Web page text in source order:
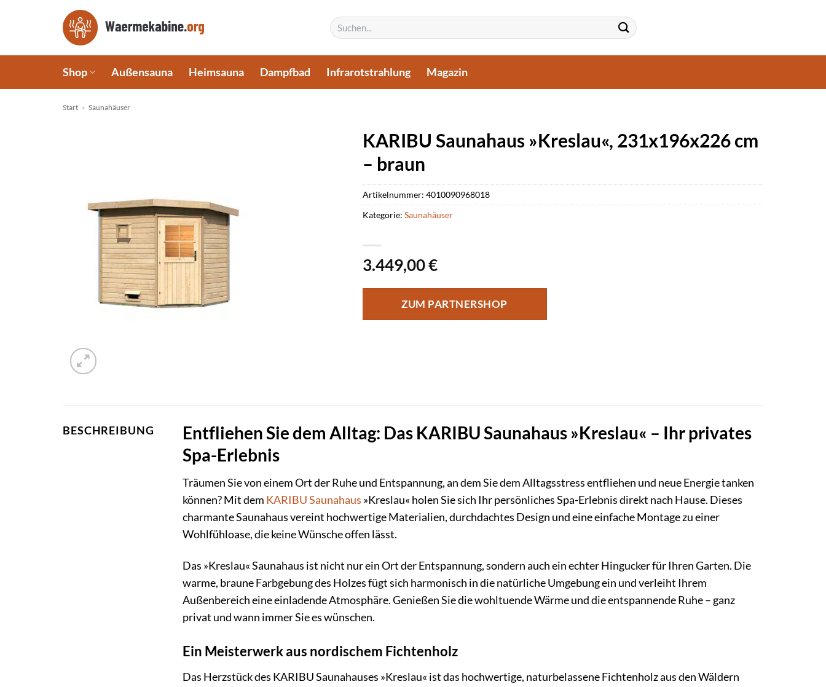
Suchen
nach:
Shop Außensauna Heimsauna Dampfbad Infrarotstrahlung Magazin
Start » Saunahäuser
KARIBU Saunahaus »Kreslau«, 231x196x226 cm
– braun
3.449,00€
ZUM PARTNERSHOP
Artikelnummer: 4010090968018
Kategorie: Saunahäuser
BESCHREIBUNG
Entfliehen Sie dem Alltag: Das KARIBU Saunahaus »Kreslau« – Ihr privates
Spa-Erlebnis
Träumen Sie von einem Ort der Ruhe und Entspannung, an dem Sie dem Alltagsstress entfliehen und neue Energie tanken
können? Mit dem KARIBUSaunahaus »Kreslau« holen Sie sich Ihr persönliches Spa-Erlebnis direkt nach Hause. Dieses
charmante Saunahaus vereint hochwertige Materialien, durchdachtes Design und eine einfache Montage zu einer
Wohlfühloase, die keine Wünsche offen lässt.
Das »Kreslau« Saunahaus ist nicht nur ein Ort der Entspannung, sondern auch ein echter Hingucker für Ihren Garten. Die
warme, braune Farbgebung des Holzes fügt sich harmonisch in die natürliche Umgebung ein und verleiht Ihrem
Außenbereich eine einladende Atmosphäre. Genießen Sie die wohltuende Wärme und die entspannende Ruhe – ganz
privat und wann immer Sie es wünschen.
Ein Meisterwerk aus nordischem Fichtenholz
Das Herzstück des KARIBU Saunahauses »Kreslau« ist das hochwertige, naturbelassene Fichtenholz aus den Wäldern